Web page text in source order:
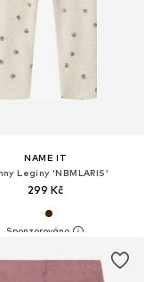
NAME IT
Legíny 'NBMLARIS'
299 Kč